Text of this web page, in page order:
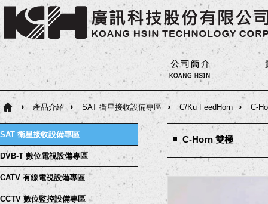
產品介紹 SAT 衛星接收設備專區 C/Ku FeedHorn C-
SAT 衛星接收設備專區
DVB-T 數位電視設備專區
CATV 有線電視設備專區
CCTV 數位監控設備專區
C-Horn 雙極